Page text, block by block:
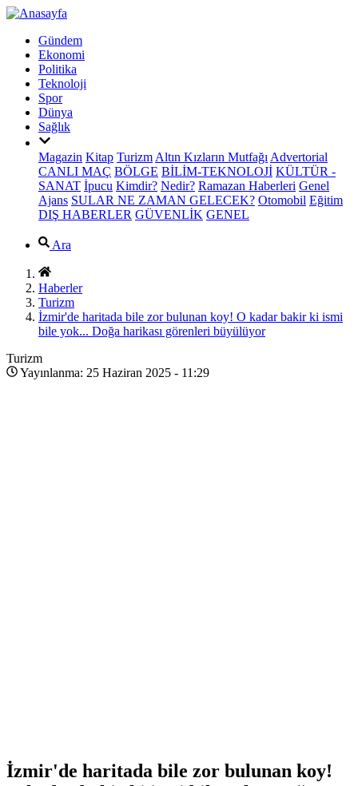
Gündem
Ekonomi
Politika
Teknoloji
Spor
Dünya
Sağlık
Magazin Kitap Turizm Altın Kızların Mutfağı Advertorial
CANLI MAÇ BÖLGE BİLİM-TEKNOLOJİ KÜLTÜR -
SANAT İpucu Kimdir? Nedir? Ramazan Haberleri Genel
Ajans SULAR NE ZAMAN GELECEK? Otomobil Eğitim
DIŞ HABERLER GÜVENLİK GENEL
Ara
Haberler
Turizm
İzmir'de haritada bile zor bulunan koy! O kadar bakir ki ismi
bile yok... Doğa harikası görenleri büyülüyor
Turizm
Yayınlanma: 25 Haziran 2025 - 11:29
İzmir'de haritada bile zor bulunan koy!